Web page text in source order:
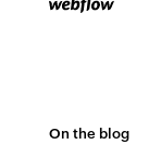
On the blog